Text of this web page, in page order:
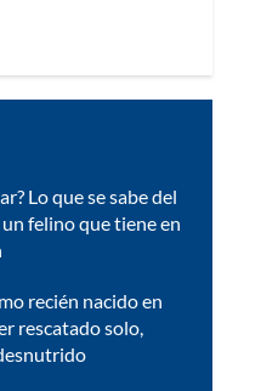
Lo que se sabe del
felino que tiene en
recién nacido en
rescatado solo,